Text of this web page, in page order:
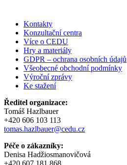
Kontakty
Konzultační centra
Více o CEDU
Hry a materiály
GDPR – ochrana osobních údajů
Všeobecné obchodní podmínky
Výroční zprávy
Ke stažení
Ředitel organizace:
Tomáš Hazlbauer
+420 606 103 113
tomas.hazlbauer@cedu.cz
Péče o zákazníky:
Denisa Hadžiosmanovičová